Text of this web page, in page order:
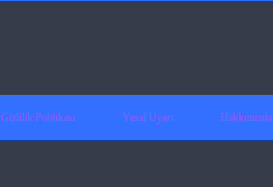
Gizlilik Politikası Yasal Uyarı Hakkımızda